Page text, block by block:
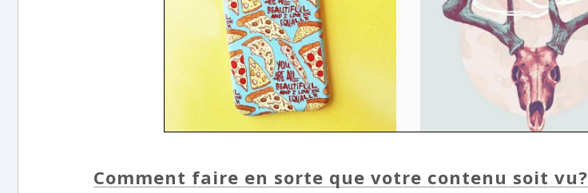
Comment faire en sorte que votre contenu soit vu?